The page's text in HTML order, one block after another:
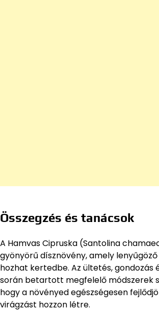
Összegzés és tanácsok
A Hamvas Cipruska (Santolina
gyönyörű dísznövény, amely
hozhat kertedbe. Az ültetés, gondozás
során betartott megfelelő módszerek
hogy a növényed egészségesen
virágzást hozzon létre.